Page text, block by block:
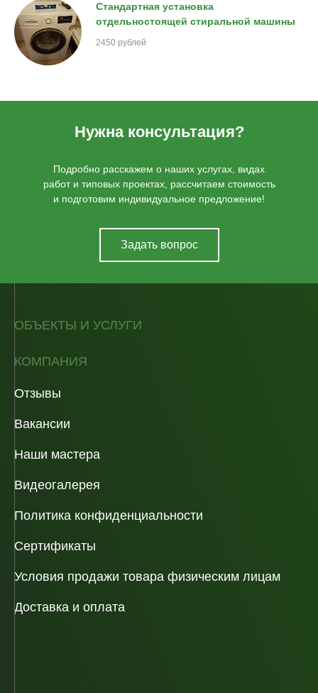
Стандартная установка
отдельностоящей стиральной машины
2450 рублей
Нужна консультация?
Подробно расскажем о наших услугах, видах
работ и типовых проектах, рассчитаем стоимость
и подготовим индивидуальное предложение!
Задать вопрос
ОБЪЕКТЫ И УСЛУГИ
КОМПАНИЯ
Отзывы
Вакансии
Наши мастера
Видеогалерея
Политика конфиденциальности
Сертификаты
Условия продажи товара физическим лицам
Доставка и оплата